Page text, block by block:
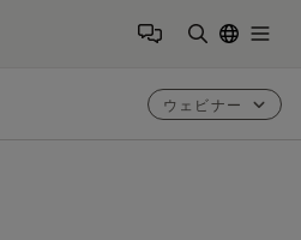
ウェビナー